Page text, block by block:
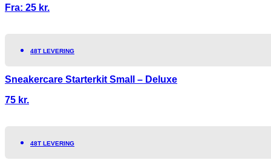
Fra: 25 kr.
48T LEVERING
Sneakercare Starterkit Small – Deluxe
75 kr.
48T LEVERING